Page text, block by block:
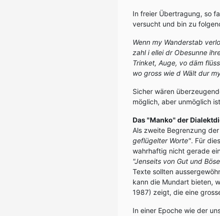
In freier Übertragung, so
versucht und bin zu
Wenn my Wanderstab
zahl i ellei dr Obesunne
Trinket, Auge, vo däm
wo gross wie d Wält dur
Sicher wären
möglich, aber unmöglich
Das "Manko" der
Als zweite Begrenzung
geflügelter Worte". Für
wahrhaftig nicht gerade
"Jenseits von Gut und
Texte sollten
kann die Mundart bieten,
1987) zeigt, die eine
In einer Epoche wie der